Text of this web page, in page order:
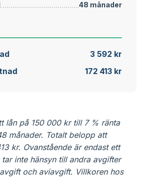
48 månader
3 592 kr
172 413 kr
lån på 150 000 kr till 7 % ränta
månader. Totalt belopp att
kr. Ovanstående är endast ett
inte hänsyn till andra avgifter
och aviavgift. Villkoren hos